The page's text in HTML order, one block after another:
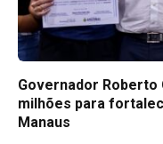
Governador Roberto
milhões para
Manaus